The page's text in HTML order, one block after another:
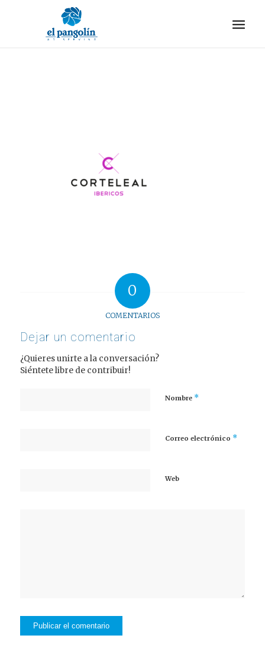
0
COMENTARIOS
Dejar un comentario
¿Quieres unirte a la conversación?
Siéntete libre de contribuir!
Nombre *
Correo electrónico *
Web